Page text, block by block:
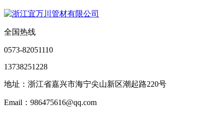
全国热线
0573-82051110
13738251228
地址：浙江省嘉兴市海宁尖山新区潮起路220号
Email：986475616@qq.com